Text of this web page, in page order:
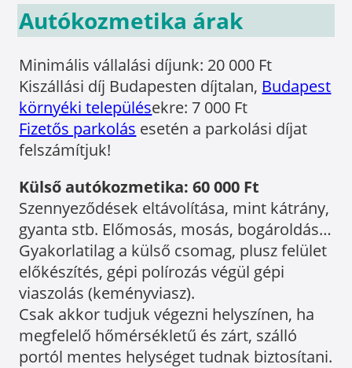
Autókozmetika árak
Minimális vállalási díjunk: 20 000 Ft
Kiszállási díj Budapesten díjtalan, Budapest
környéki településekre: 7 000 Ft
Fizetős parkolás esetén a parkolási díjat
felszámítjuk!
Külső autókozmetika: 60 000 Ft
Szennyeződések eltávolítása, mint kátrány,
gyanta stb. Előmosás, mosás, bogároldás…
Gyakorlatilag a külső csomag, plusz felület
előkészítés, gépi polírozás végül gépi
viaszolás (keményviasz).
Csak akkor tudjuk végezni helyszínen, ha
megfelelő hőmérsékletű és zárt, szálló
portól mentes helységet tudnak biztosítani.